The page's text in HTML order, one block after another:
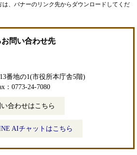
は、バナーのリンク先からダウンロードしてくだ
問い合わせ先
番地の1(市役所本庁舎5階)
：0773-24-7080
合わせはこちら
AIチャットはこちら